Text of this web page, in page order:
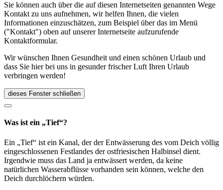
Sie können auch über die auf diesen Internetseiten genannten Wege
Kontakt zu uns aufnehmen, wir helfen Ihnen, die vielen
Informationen einzuschätzen, zum Beispiel über das im Menü
("Kontakt") oben auf unserer Internetseite aufzurufende
Kontaktformular.
Wir wünschen Ihnen Gesundheit und einen schönen Urlaub und
dass Sie hier bei uns in gesunder frischer Luft Ihren Urlaub
verbringen werden!
dieses Fenster schließen
Was ist ein „Tief“?
Ein „Tief“ ist ein Kanal, der der Entwässerung des vom Deich völlig
eingeschlossenen Festlandes der ostfriesischen Halbinsel dient.
Irgendwie muss das Land ja entwässert werden, da keine
natürlichen Wasserabflüsse vorhanden sein können, welche den
Deich durchlöchern würden.